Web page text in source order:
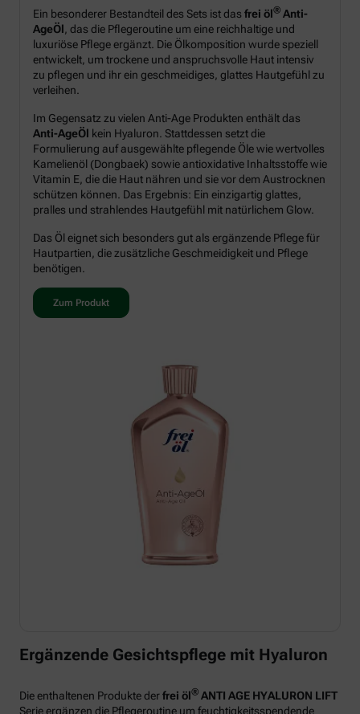
Ein besonderer Bestandteil des Sets ist das frei öl® Anti-
AgeÖl, das die Pflegeroutine um eine reichhaltige und
luxuriöse Pflege ergänzt. Die Ölkomposition wurde speziell
entwickelt, um trockene und anspruchsvolle Haut intensiv
zu pflegen und ihr ein geschmeidiges, glattes Hautgefühl zu
verleihen.
Im Gegensatz zu vielen Anti-Age Produkten enthält das
Anti-AgeÖl kein Hyaluron. Stattdessen setzt die
Formulierung auf ausgewählte pflegende Öle wie wertvolles
Kamelienöl (Dongbaek) sowie antioxidative Inhaltsstoffe wie
Vitamin E, die die Haut nähren und sie vor dem Austrocknen
schützen können. Das Ergebnis: Ein einzigartig glattes,
pralles und strahlendes Hautgefühl mit natürlichem Glow.
Das Öl eignet sich besonders gut als ergänzende Pflege für
Hautpartien, die zusätzliche Geschmeidigkeit und Pflege
benötigen.
Zum Produkt
Ergänzende Gesichtspflege mit Hyaluron
Die enthaltenen Produkte derfrei öl® ANTI AGE HYALURON LIFT
Serie ergänzen die Pflegeroutine um feuchtigkeitsspendende